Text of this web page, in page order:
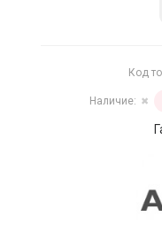
Код
Наличие: ✖